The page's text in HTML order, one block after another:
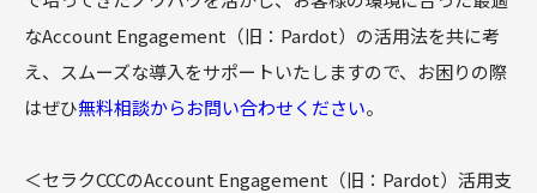
なAccount Engagement（旧：Pardot）の活用法を共に考
え、スムーズな導入をサポートいたしますので、お困りの際
はぜひ無料相談からお問い合わせください。
＜セラクCCCのAccount Engagement（旧：Pardot）活用支